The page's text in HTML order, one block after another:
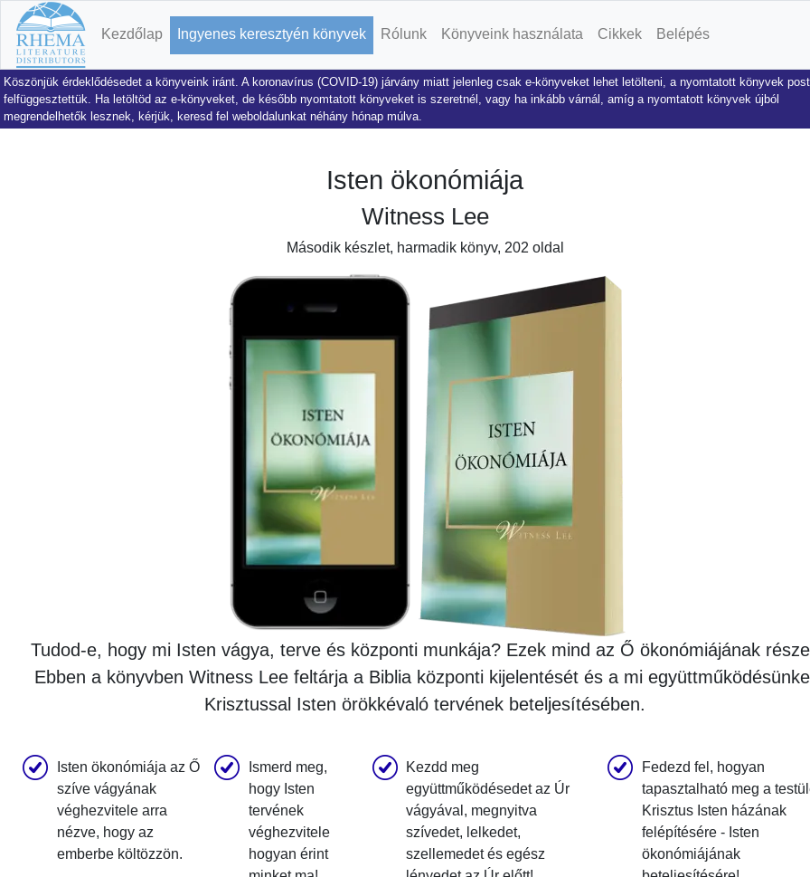
Kezdőlap Ingyenes keresztyén könyvek Rólunk Könyveink használata Cikkek Belépés
Köszönjük érdeklődésedet a könyveink iránt. A koronavírus (COVID-19) járvány miatt jelenleg csak e-könyveket lehet letölteni, a nyomtatott könyvek
felfüggesztettük. Ha letöltöd az e-könyveket, de később nyomtatott könyveket is szeretnél, vagy ha inkább várnál, amíg a nyomtatott könyvek újból
megrendelhetők lesznek, kérjük, keresd fel weboldalunkat néhány hónap múlva.
Isten ökonómiája
Witness Lee
Második készlet, harmadik könyv, 202 oldal
Tudod-e, hogy mi Isten vágya, terve és központi munkája? Ezek mind az Ő ökonómiájának
Ebben a könyvben Witness Lee feltárja a Biblia központi kijelentését és a mi
Krisztussal Isten örökkévaló tervének beteljesítésében.
Isten ökonómiája az Ő
szíve vágyának
véghezvitele arra
nézve, hogy az
emberbe költözzön.
Ismerd meg,
hogy Isten
tervének
véghezvitele
hogyan érint
Kezdd meg
együttműködésedet az Úr
vágyával, megnyitva
szívedet, lelkedet,
szellemedet és egész
Fedezd fel, hogyan
tapasztalható meg a
Krisztus Isten házának
felépítésére - Isten
ökonómiájának